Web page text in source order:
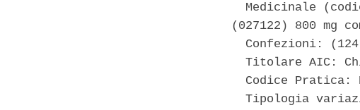
Medicinale
(027122) 800 mg
Confezioni:
Titolare AIC:
Codice Pratica:
Tipologia